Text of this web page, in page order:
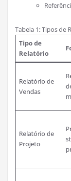
Tabela 1: Tipos de
Tipo de
Relatório
Relatório de
Vendas
Relatório de
Projeto